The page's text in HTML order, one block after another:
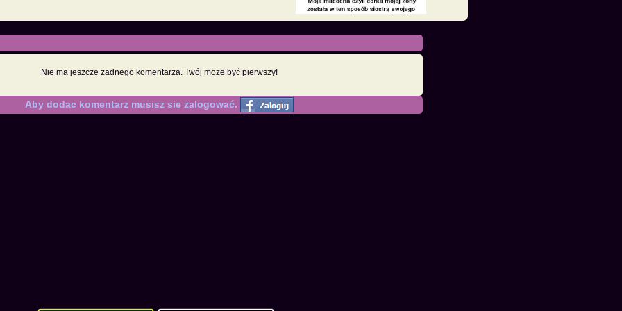
Nie ma jeszcze żadnego komentarza. Twój może być pierwszy!
Aby dodac komentarz musisz sie zalogować.